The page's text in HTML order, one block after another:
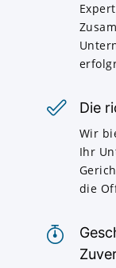
Die
Wir
Ihr
die